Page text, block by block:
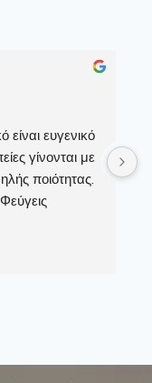
είναι ευγενικό
γίνονται με
ποιότητας.